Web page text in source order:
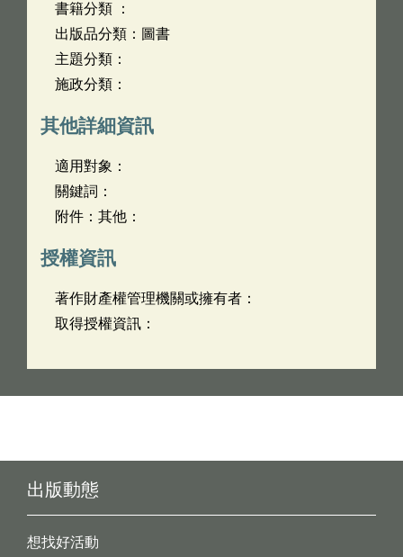
書籍分類 ：
出版品分類：圖書
主題分類：
施政分類：
其他詳細資訊
適用對象：
關鍵詞：
附件：其他：
授權資訊
著作財產權管理機關或擁有者：
取得授權資訊：
出版動態
想找好活動